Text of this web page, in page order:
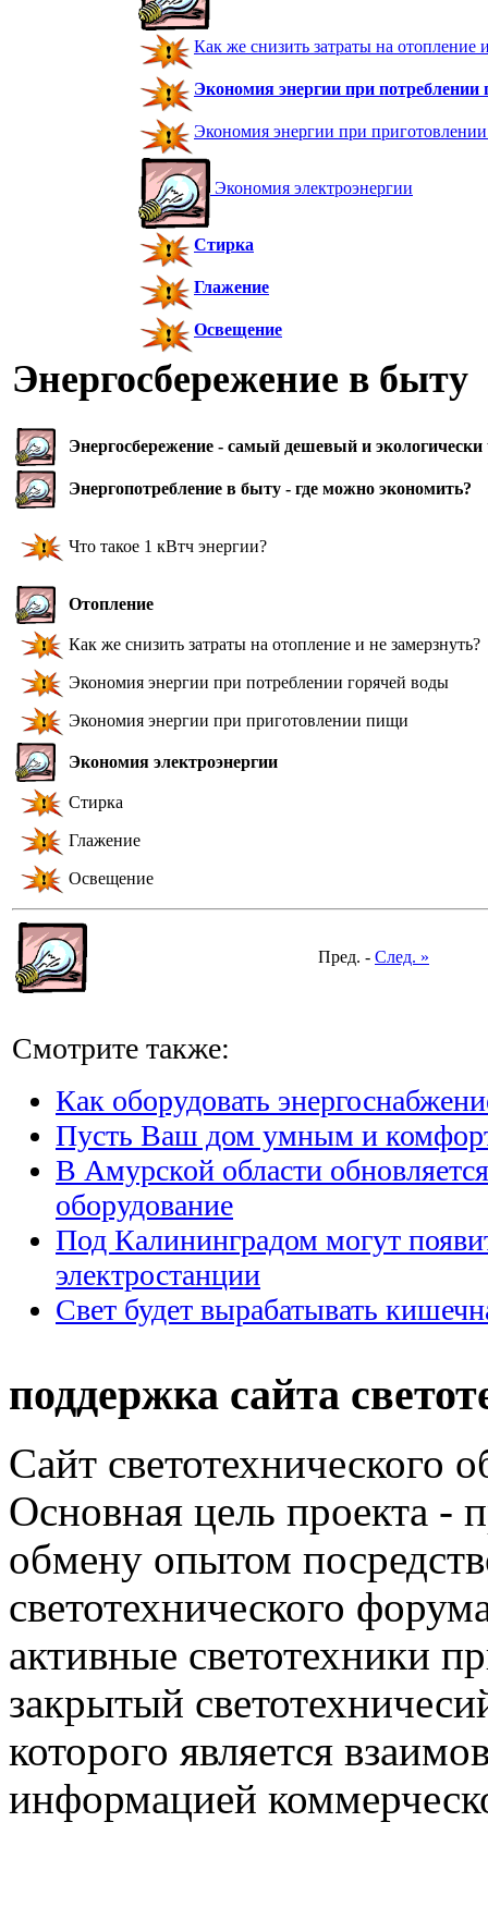
Как же снизить затраты на отопление
Экономия энергии при потреблении
Экономия энергии при
Экономия электроэнергии
Стирка
Глажение
Освещение
Энергосбережение в быту
Энергосбережение - самый дешевый и
Энергопотребление в быту - где можно экономить?
Что такое 1 кВтч энергии?
Отопление
Как же снизить затраты на отопление и не замерзнуть?
Экономия энергии при потреблении горячей воды
Экономия энергии при приготовлении пищи
Экономия электроэнергии
Стирка
Глажение
Освещение
Пред. - След. »
Смотрите также:
Как оборудовать
Пусть Ваш дом умным и
В Амурской области
оборудование
Под Калининградом могут
электростанции
Свет будет вырабатывать
поддержка сайта
Сайт светотехнического
Основная цель проекта -
обмену опытом
светотехнического
активные светотехники
закрытый
которого является
информацией